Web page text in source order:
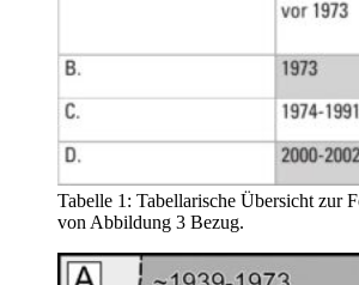
Tabelle 1: Tabellarische Übersicht zur
von Abbildung 3 Bezug.